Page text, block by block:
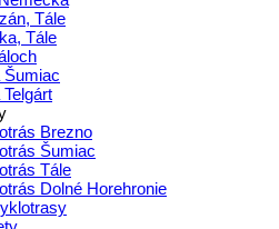
Tále
Tále
Šumiac
Brezno
Šumiac
Tále
Dolné Horehronie